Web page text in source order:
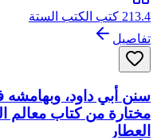
213.4 كتب الكتب الستة
تفاصيل
سنن أبي داود، وبهامشه
مختارة من كتاب معالم
العطار